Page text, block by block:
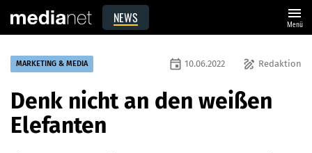
NEWS menu
Menü
MARKETING & MEDIA draw Redaktion
event 10.06.2022
Denk nicht an den weißen
Elefanten